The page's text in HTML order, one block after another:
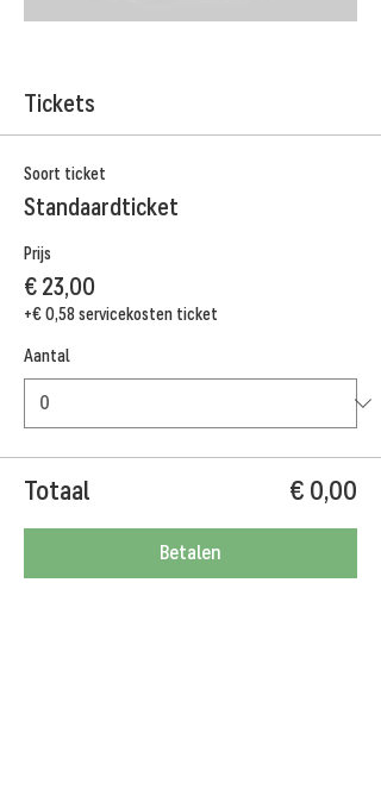
Tickets
Soort ticket
Standaardticket
Prijs
€ 23,00
+€ 0,58 servicekosten ticket
Aantal
Totaal € 0,00
Betalen